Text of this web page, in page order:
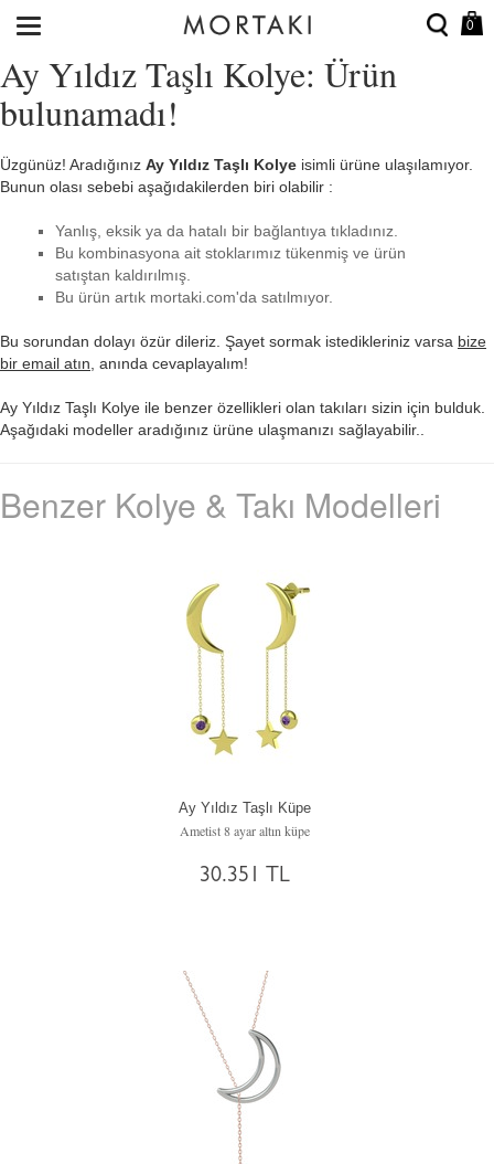
0
Ay Yıldız Taşlı Kolye: Ürün
bulunamadı!
Üzgünüz! Aradığınız Ay Yıldız Taşlı Kolye isimli ürüne ulaşılamıyor.
Bunun olası sebebi aşağıdakilerden biri olabilir :
Yanlış, eksik ya da hatalı bir bağlantıya tıkladınız.
Bu kombinasyona ait stoklarımız tükenmiş ve ürün
satıştan kaldırılmış.
Bu ürün artık mortaki.com'da satılmıyor.
Bu sorundan dolayı özür dileriz. Şayet sormak istedikleriniz varsa bize
bir email atın , anında cevaplayalım!
Ay Yıldız Taşlı Kolye ile benzer özellikleri olan takıları sizin için bulduk.
Aşağıdaki modeller aradığınız ürüne ulaşmanızı sağlayabilir..
Benzer Kolye & Takı Modelleri
Ay Yıldız Taşlı Küpe
Ametist 8 ayar altın küpe
30.351 TL